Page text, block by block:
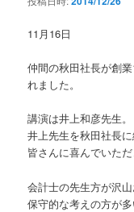
11月16日
仲間の秋田社長が創
れました。
講演は井上和彦先生。
井上先生を秋田社長に
皆さんに喜んでいた
会計士の先生方が沢山
保守的な考えの方が多